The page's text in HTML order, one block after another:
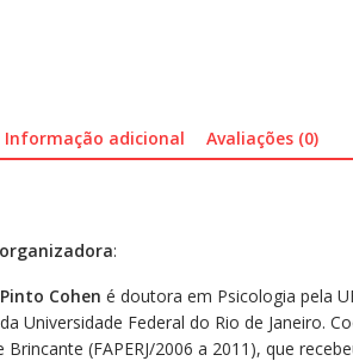
Informação adicional Avaliações (0)
:
Cohen é doutora em Psicologia pela
Universidade Federal do Rio de Janeiro.
Brincante (FAPERJ/2006 a 2011), que